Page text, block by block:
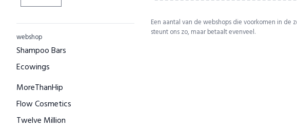
webshop
Shampoo Bars
Ecowings
MoreThanHip
Flow Cosmetics
Twelve Million
Een aantal van de webshops die voorkomen in
steunt ons zo, maar betaalt evenveel.